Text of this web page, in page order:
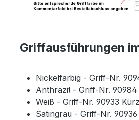
Griffausführungen
Nickelfarbig - Griff-Nr.
Anthrazit - Griff-Nr. 90984
Weiß - Griff-Nr. 90933
Satingrau - Griff-Nr. 90936